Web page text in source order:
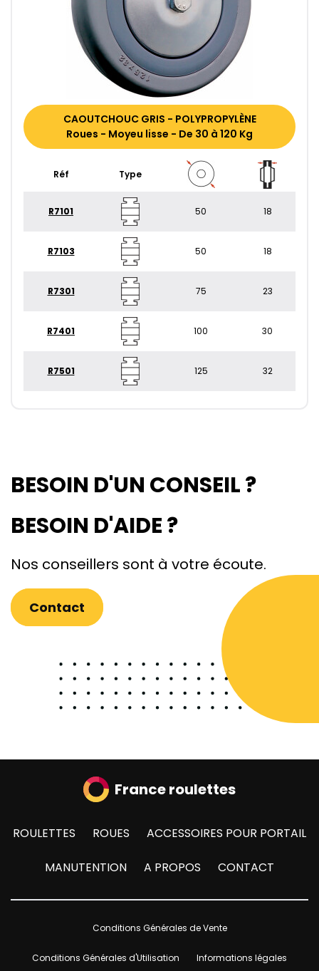
CAOUTCHOUC GRIS - POLYPROPYLÈNE
Roues - Moyeu lisse - De 30 à 120 Kg
Réf Type
R7101 50 18
R7103 50 18
R7301 75 23
R7401 100 30
R7501 125 32
BESOIN D'UN CONSEIL ?
BESOIN D'AIDE ?
Nos conseillers sont à votre écoute.
Contact
France roulettes
ROULETTES ROUES ACCESSOIRES POUR PORTAIL
MANUTENTION A PROPOS CONTACT
Conditions Générales de Vente
Conditions Générales d'Utilisation Informations légales